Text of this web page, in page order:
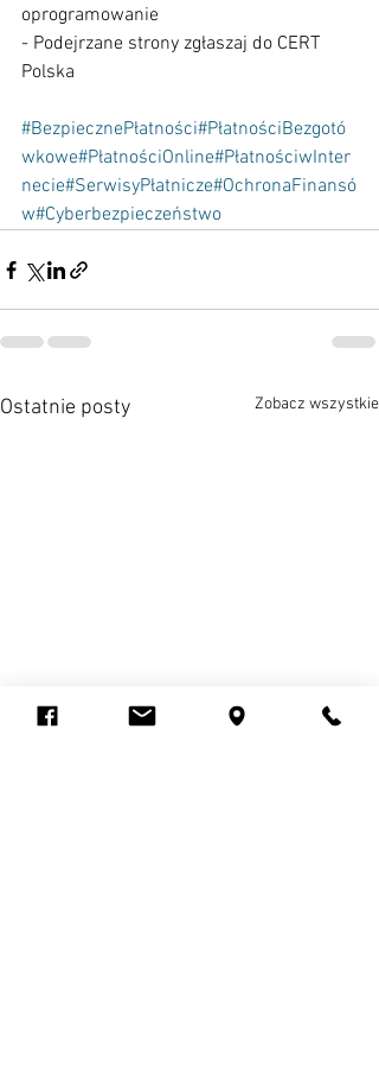
oprogramowanie
- Podejrzane strony zgłaszaj do CERT
Polska
#BezpiecznePłatności#PłatnościBezgotó
wkowe#PłatnościOnline#PłatnościwInter
necie#SerwisyPłatnicze#OchronaFinansó
w#Cyberbezpieczeństwo
Ostatnie posty Zobacz wszystkie